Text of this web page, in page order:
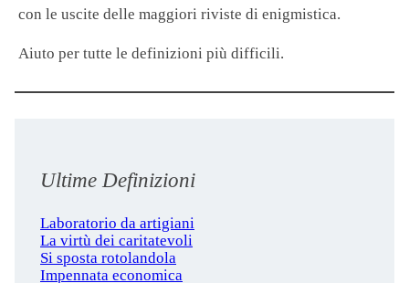
con le uscite delle maggiori riviste di enigmistica.
Aiuto per tutte le definizioni più difficili.
Ultime Definizioni
Laboratorio da artigiani
La virtù dei caritatevoli
Si sposta rotolandola
Impennata economica